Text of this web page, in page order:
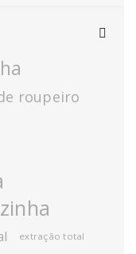
roupeiro
extração total